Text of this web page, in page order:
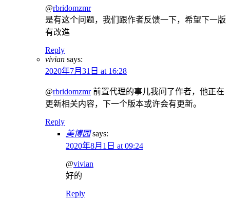
@rbridomzmr
是有这个问题，我们跟作者反馈一下，希望下一版
有改進
Reply
vivian says:
2020年7月31日 at 16:28
@rbridomzmr前置代理的事儿我问了作者，他正在
更新相关内容，下一个版本或许会有更新。
Reply
美博园 says:
2020年8月1日 at 09:24
@vivian
好的
Reply